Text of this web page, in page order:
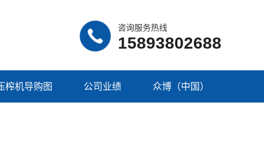
咨询服务热线
15893802688
榨机导购图 公司业绩 众博（中国）